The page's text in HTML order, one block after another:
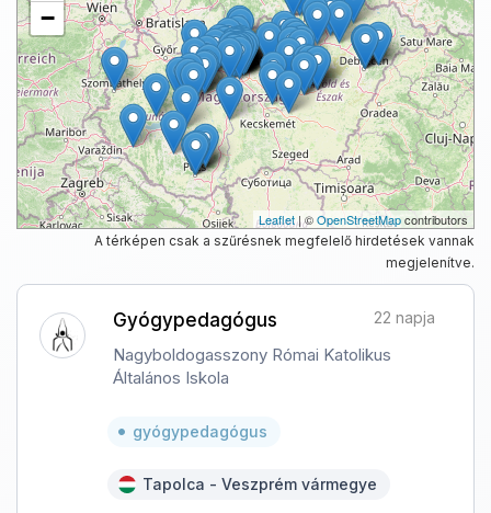
−
Leaflet| ©OpenStreetMapcontributors
A térképen csak a szűrésnek megfelelő hirdetések vannak
megjelenítve.
Gyógypedagógus 22 napja
Nagyboldogasszony Római Katolikus
Általános Iskola
gyógypedagógus
Tapolca - Veszprém vármegye